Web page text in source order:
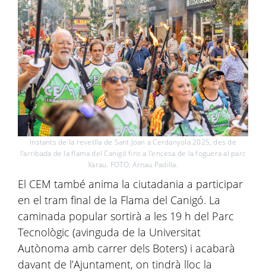
Instants de la revetlla de Sant Joan a Cerdanyola 2025, des de
l'arribada de la flama del Canigó fins a l'encesa de la foguera al parc
Xarau. FOTO: Arnau Padilla.
El CEM també anima la ciutadania a participar
en el tram final de la Flama del Canigó. La
caminada popular sortirà a les 19 h del Parc
Tecnològic (avinguda de la Universitat
Autònoma amb carrer dels Boters) i acabarà
davant de l’Ajuntament, on tindrà lloc la